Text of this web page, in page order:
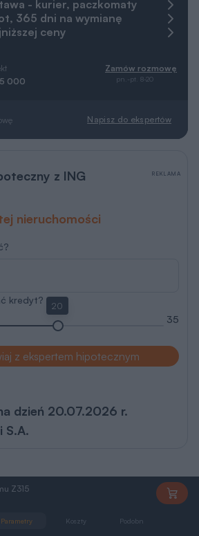
- kurier, paczkomaty
365 dni na wymianę
ceny
000
Zamów rozmowę
pn.-pt. 8-20
Napisz do ekspertów
z ING
nieruchomości
kredyt?
20
35
z ekspertem hipotecznym
dzień 20.07.2026 r.
S.A.
REKLAMA
Z315
Parametry Koszty Podobne